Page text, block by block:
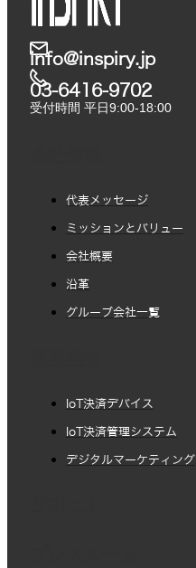
info@inspiry.jp
03-6416-9702​
受付時間 平日9:00-18:00
代表メッセージ
ミッションとバリュー
会社概要
沿革
グループ会社一覧
IoT決済デバイス
IoT決済管理システム
デジタルマーケティング